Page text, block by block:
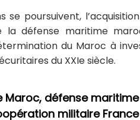
se poursuivent,
la défense maritime
du Maroc à
du XXIe siècle.
défense
militaire